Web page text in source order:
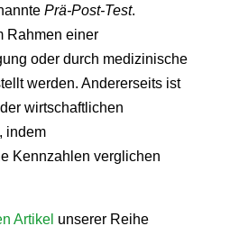
Prä-Post-Test.
Rahmen einer
oder durch medizinische
werden. Andererseits ist
wirtschaftlichen
indem
Kennzahlen verglichen
Artikel unserer Reihe